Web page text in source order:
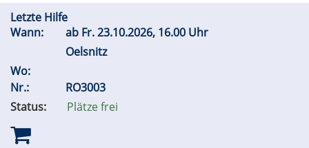
Letzte Hilfe
Wann:
ab Fr.23.10.2026, 16.00 Uhr
Oelsnitz
Wo:
Nr.:
RO3003
Status:
Plätze frei